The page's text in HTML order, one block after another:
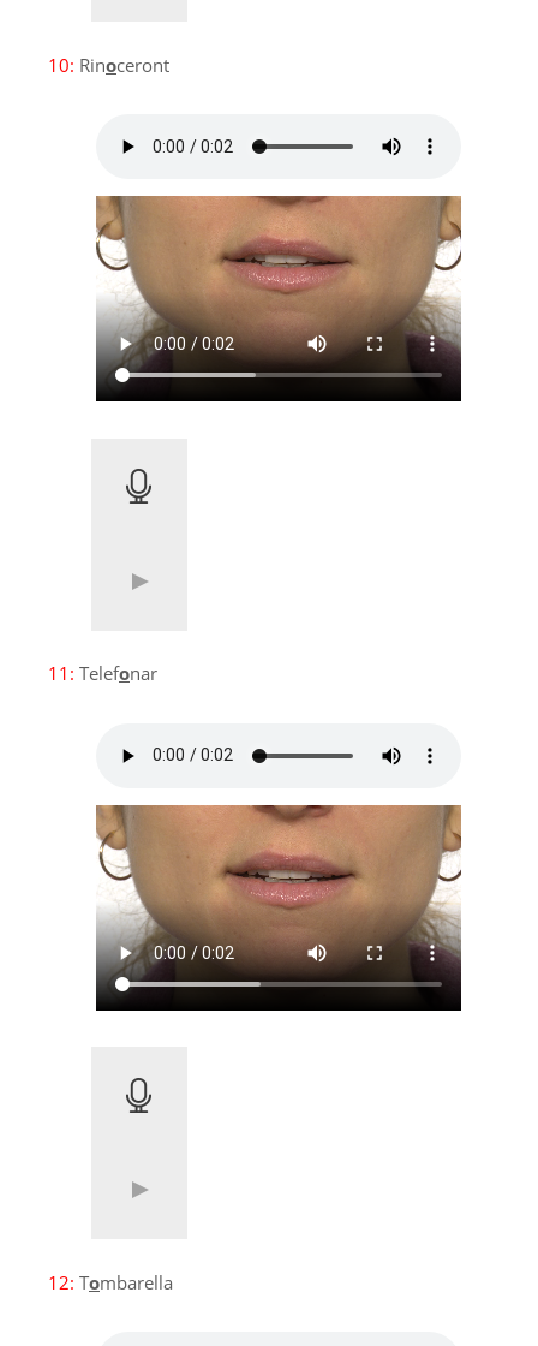
10: Rinoceront
11: Telefonar
12: Tombarella